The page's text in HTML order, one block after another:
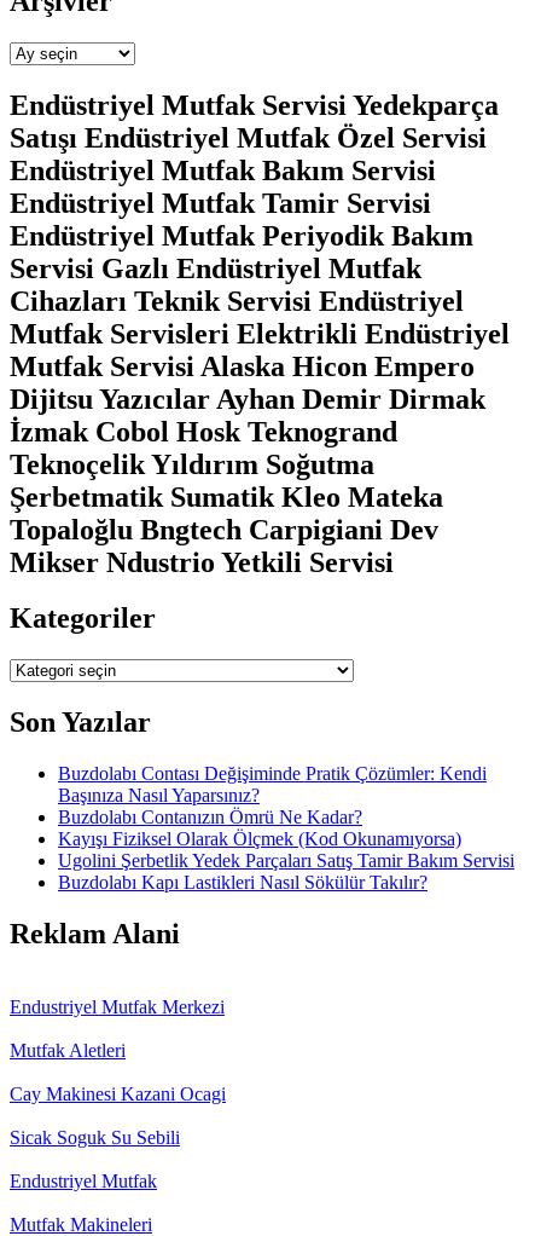
Arşivler
Endüstriyel Mutfak Servisi Yedekparça
Satışı Endüstriyel Mutfak Özel Servisi
Endüstriyel Mutfak Bakım Servisi
Endüstriyel Mutfak Tamir Servisi
Endüstriyel Mutfak Periyodik Bakım
Servisi Gazlı Endüstriyel Mutfak
Cihazları Teknik Servisi Endüstriyel
Mutfak Servisleri Elektrikli Endüstriyel
Mutfak Servisi Alaska Hicon Empero
Dijitsu Yazıcılar Ayhan Demir Dirmak
İzmak Cobol Hosk Teknogrand
Teknoçelik Yıldırım Soğutma
Şerbetmatik Sumatik Kleo Mateka
Topaloğlu Bngtech Carpigiani Dev
Mikser Ndustrio Yetkili Servisi
Kategoriler
Kategoriler
Son Yazılar
Buzdolabı Contası Değişiminde Pratik Çözümler: Kendi
Başınıza Nasıl Yaparsınız?
Buzdolabı Contanızın Ömrü Ne Kadar?
Kayışı Fiziksel Olarak Ölçmek (Kod Okunamıyorsa)
Ugolini Şerbetlik Yedek Parçaları Satış Tamir Bakım Servisi
Buzdolabı Kapı Lastikleri Nasıl Sökülür Takılır?
Reklam Alani
Endustriyel Mutfak Merkezi
Mutfak Aletleri
Cay Makinesi Kazani Ocagi
Sicak Soguk Su Sebili
Endustriyel Mutfak
Mutfak Makineleri